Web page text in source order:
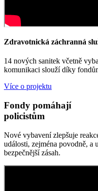
Zdravotnická záchranná
14 nových sanitek včetně
komunikaci slouží díky
Více o projektu
Fondy pomáhají
policistům
Nové vybavení zlepšuje
události, zejména povodně, a
bezpečnější zásah.